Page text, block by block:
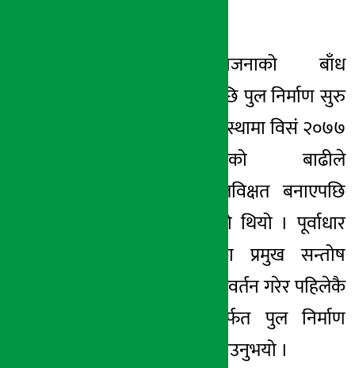
जलविद्युत् आयोजनाको बाँध
स्थानानान्तरण भएपछि पुल निर्माण सुरु
गर्ने तयारी गरेको अवस्थामा विसं २०७७
असारमा आएको बाढीले
निर्माणस्थललाई क्षतविक्षत बनाएपछि
पुनः सर्वेक्षण गरिएको थियो । पूर्वाधार
विकास कार्यालयका प्रमुख सन्तोष
अर्यालले डिजाइन परिवर्तन गरेर पहिलेकै
निर्माण व्यवसायीमार्फत पुल निर्माण
गराउन लागिएको बताउनुभयो ।